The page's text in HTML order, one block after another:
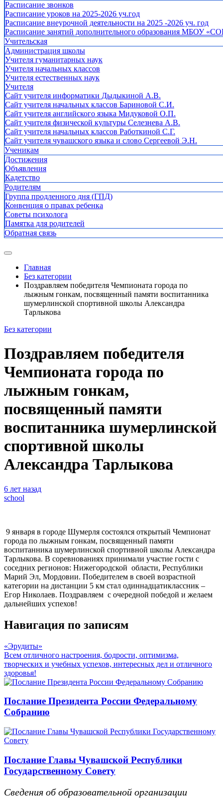
Расписание звонков
Расписание уроков на 2025-2026 уч.год
Расписание внеурочной деятельности на 2025 -2026 уч. год
Расписание занятий дополнительного образования МБОУ
Учительская
Администрация школы
Учителя гуманитарных наук
Учителя начальных классов
Учителя естественных наук
Учителя
Cайт учителя информатики Дыдыкиной А.В.
Сайт учителя начальных классов Бариновой С.И.
Сайт учителя английского языка Мидуковой О.П.
Сайт учителя физической культуры Селезнева А.В.
Сайт учителя начальных классов Работкиной С.Г.
Сайт учителя чувашского языка и слово Сергеевой Э.Н.
Ученикам
Достижения
Объявления
Кадетство
Родителям
Группа продленного дня (ГПД)
Конвенция о правах ребенка
Советы психолога
Памятка для родителей
Обратная связь
Главная
Без категории
Поздравляем победителя Чемпионата города по
лыжным гонкам, посвященный памяти воспитанника
шумерлинской спортивной школы Александра
Тарлыкова
Без категории
Поздравляем победителя
Чемпионата города по
лыжным гонкам,
посвященный памяти
воспитанника шумерлинской
спортивной школы
Александра Тарлыкова
6 лет назад
school
9 января в городе Шумерля состоялся открытый Чемпионат
города по лыжным гонкам, посвященный памяти
воспитанника шумерлинской спортивной школы Александра
Тарлыкова. В соревнованиях принимали участие гости с
соседних регионов: Нижегородской области, Республики
Марий Эл, Мордовии. Победителем в своей возрастной
категории на дистанции 5 км стал одиннадцатиклассник –
Егор Николаев. Поздравляем с очередной победой и желаем
дальнейших успехов!
Навигация по записям
«Эрудиты»
Всем отличного настроения, бодрости, оптимизма,
творческих и учебных успехов, интересных дел и отличного
здоровья!
Послание Президента России Федеральному
Собранию
Послание Главы Чувашской Республики
Государственному Совету
Сведения об образовательной организации